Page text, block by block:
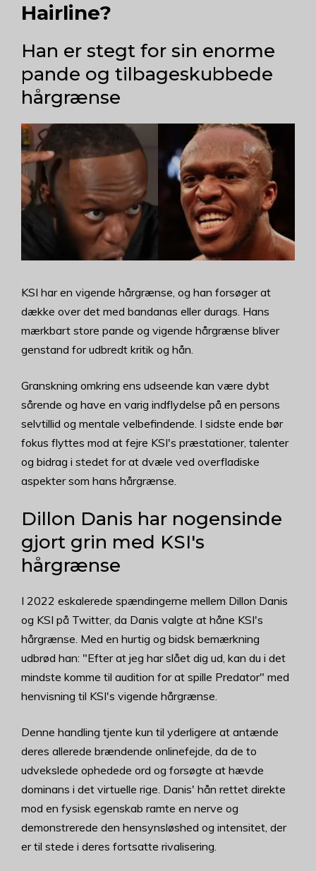
Hairline?
Han er stegt for sin enorme
pande og tilbageskubbede
hårgrænse
KSI har en vigende hårgrænse, og han forsøger at
dække over det med bandanas eller durags. Hans
mærkbart store pande og vigende hårgrænse bliver
genstand for udbredt kritik og hån.
Granskning omkring ens udseende kan være dybt
sårende og have en varig indflydelse på en persons
selvtillid og mentale velbefindende. I sidste ende bør
fokus flyttes mod at fejre KSI's præstationer, talenter
og bidrag i stedet for at dvæle ved overfladiske
aspekter som hans hårgrænse.
Dillon Danis har nogensinde
gjort grin med KSI's
hårgrænse
I 2022 eskalerede spændingerne mellem Dillon Danis
og KSI på Twitter, da Danis valgte at håne KSI's
hårgrænse. Med en hurtig og bidsk bemærkning
udbrød han: "Efter at jeg har slået dig ud, kan du i det
mindste komme til audition for at spille Predator" med
henvisning til KSI's vigende hårgrænse.
Denne handling tjente kun til yderligere at antænde
deres allerede brændende onlinefejde, da de to
udvekslede ophedede ord og forsøgte at hævde
dominans i det virtuelle rige. Danis' hån rettet direkte
mod en fysisk egenskab ramte en nerve og
demonstrerede den hensynsløshed og intensitet, der
er til stede i deres fortsatte rivalisering.